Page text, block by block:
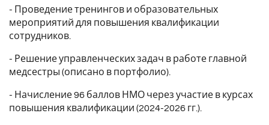
- Проведение тренингов и образовательных
мероприятий для повышения квалификации
сотрудников.
- Решение управленческих задач в работе главной
медсестры (описано в портфолио).
- Начисление 96 баллов НМО через участие в курсах
повышения квалификации (2024-2026 гг.).